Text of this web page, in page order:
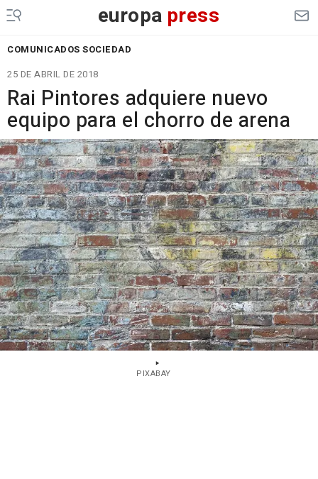
europa press
COMUNICADOS SOCIEDAD
25 DE ABRIL DE 2018
Rai Pintores adquiere nuevo
equipo para el chorro de arena
PIXABAY